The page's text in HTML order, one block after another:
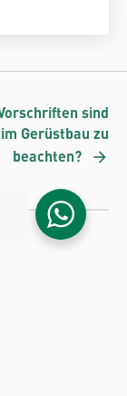
sind
Gerüstbau zu
beachten?